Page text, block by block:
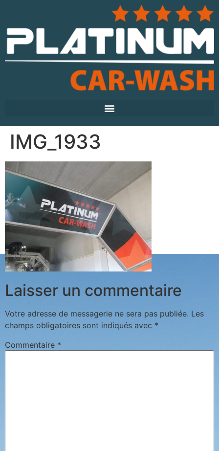
IMG_1933
Laisser un commentaire
Votre adresse de messagerie ne sera pas publiée. Les
champs obligatoires sont indiqués avec *
Commentaire *